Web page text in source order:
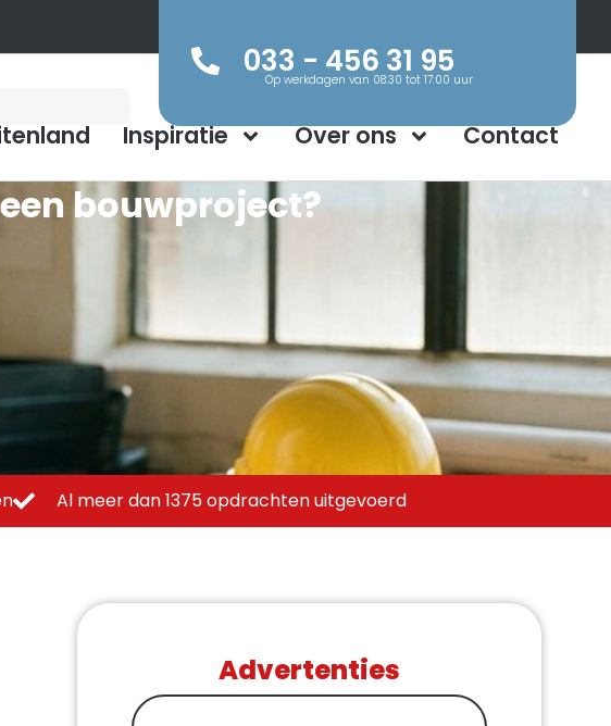
033 - 456 31 95
Op werkdagen van 08:30 tot 17:00 uur
Inspiratie Over ons Contact
bouwproject?
Al meer dan 1375 opdrachten uitgevoerd
Advertenties